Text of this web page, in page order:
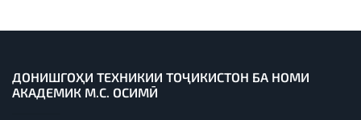
ДОНИШГОҲИ ТЕХНИКИИ ТОҶИКИСТОН БА НОМИ
АКАДЕМИК М.С. ОСИМӢ